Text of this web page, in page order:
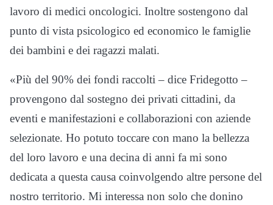
lavoro di medici oncologici. Inoltre sostengono dal
punto di vista psicologico ed economico le famiglie
dei bambini e dei ragazzi malati.
«Più del 90% dei fondi raccolti – dice Fridegotto –
provengono dal sostegno dei privati cittadini, da
eventi e manifestazioni e collaborazioni con aziende
selezionate. Ho potuto toccare con mano la bellezza
del loro lavoro e una decina di anni fa mi sono
dedicata a questa causa coinvolgendo altre persone del
nostro territorio. Mi interessa non solo che donino